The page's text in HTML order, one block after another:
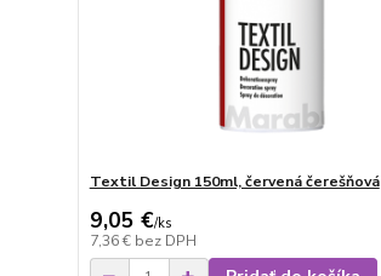
Textil Design 150ml, červená čerešňová
9,05 €/ks
7,36 € bez DPH